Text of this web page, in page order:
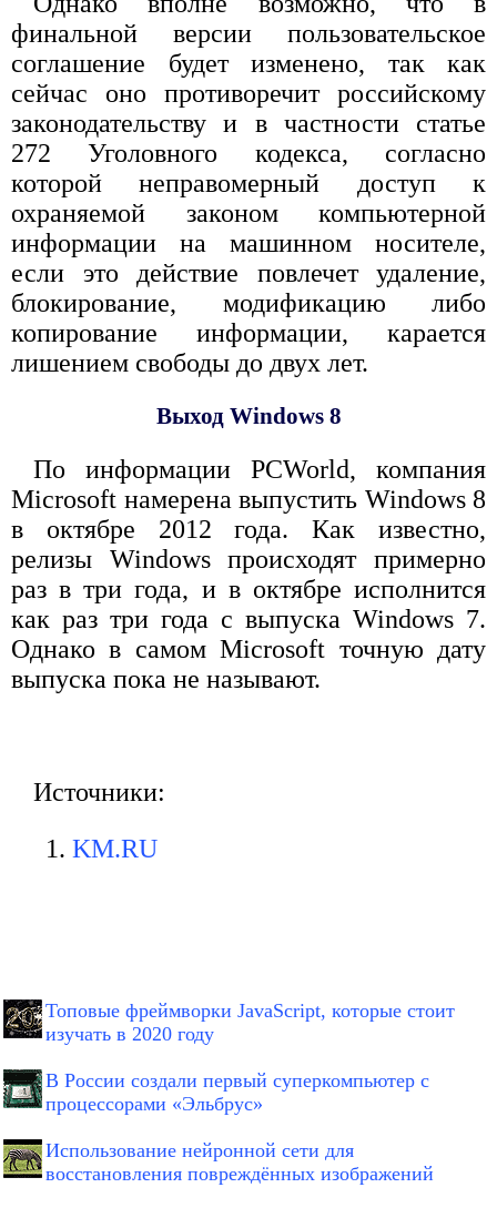
финальной версии пользовательское
соглашение будет изменено, так как
сейчас оно противоречит российскому
законодательству и в частности статье
272 Уголовного кодекса, согласно
которой неправомерный доступ к
охраняемой законом компьютерной
информации на машинном носителе,
если это действие повлечет удаление,
блокирование, модификацию либо
копирование информации, карается
лишением свободы до двух лет.
Выход Windows 8
По информации PCWorld, компания
Microsoft намерена выпустить Windows 8
в октябре 2012 года. Как известно,
релизы Windows происходят примерно
раз в три года, и в октябре исполнится
как раз три года с выпуска Windows 7.
Однако в самом Microsoft точную дату
выпуска пока не называют.
Источники:
KM.RU
Топовые фреймворки JavaScript, которые стоит
изучать в 2020 году
В России создали первый суперкомпьютер с
процессорами «Эльбрус»
Использование нейронной сети для
восстановления повреждённых изображений